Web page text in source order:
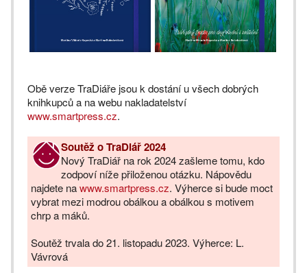
Obě verze TraDiáře jsou k dostání u všech dobrých
knihkupců a na webu nakladatelství
www.smartpress.cz.
Soutěž o TraDiář 2024
Nový TraDiář na rok 2024 zašleme tomu, kdo
zodpoví níže přiloženou otázku. Nápovědu
najdete nawww.smartpress.cz. Výherce si bude moct
vybrat mezi modrou obálkou a obálkou s motivem
chrp a máků.
Soutěž trvala do 21. listopadu 2023. Výherce: L.
Vávrová